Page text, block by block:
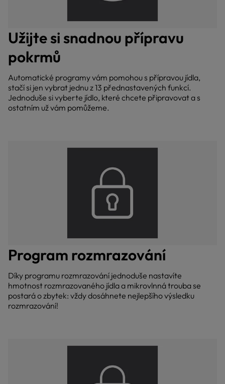
Užijte si snadnou přípravu
pokrmů
Automatické programy vám pomohou s přípravou jídla,
stačí si jen vybrat jednu z 13 přednastavených funkcí.
Jednoduše si vyberte jídlo, které chcete připravovat a s
ostatním už vám pomůžeme.
Program rozmrazování
Díky programu rozmrazování jednoduše nastavíte
hmotnost rozmrazovaného jídla a mikrovlnná trouba se
postará o zbytek: vždy dosáhnete nejlepšího výsledku
rozmrazování!